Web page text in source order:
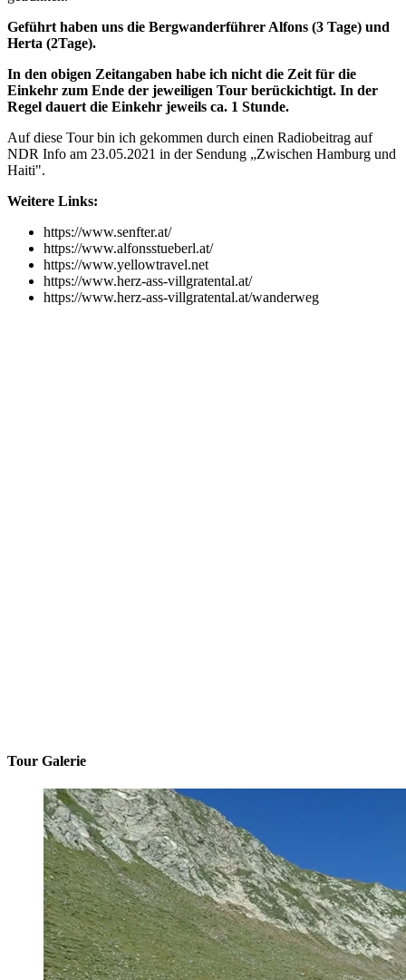
Geführt haben uns die Bergwanderführer Alfons (3 Tage) und
Herta (2Tage).
In den obigen Zeitangaben habe ich nicht die Zeit für die
Einkehr zum Ende der jeweiligen Tour berückichtigt. In der
Regel dauert die Einkehr jeweils ca. 1 Stunde.
Auf diese Tour bin ich gekommen durch einen Radiobeitrag auf
NDR Info am 23.05.2021 in der Sendung „Zwischen Hamburg und
Haiti".
Weitere Links:
https://www.senfter.at/
https://www.alfonsstueberl.at/
https://www.yellowtravel.net
https://www.herz-ass-villgratental.at/
https://www.herz-ass-villgratental.at/wanderweg
Tour Galerie